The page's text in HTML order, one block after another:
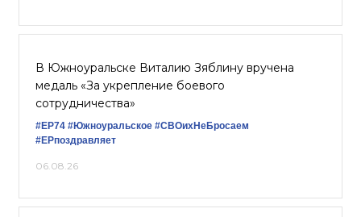
В Южноуральске Виталию Зяблину вручена
медаль «За укрепление боевого
сотрудничества»
#ЕР74 #Южноуральское #СВОихНеБросаем
#ЕРпоздравляет
06.08.26